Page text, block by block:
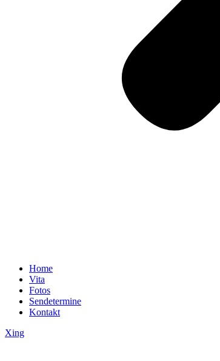
Home
Vita
Fotos
Sendetermine
Kontakt
Xing